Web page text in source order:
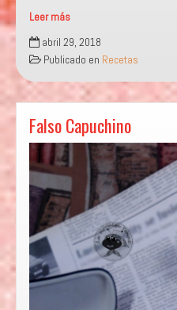
Leer más
Bailando
con
verduras
abril 29, 2018
Publicado en Recetas
Falso Capuchino